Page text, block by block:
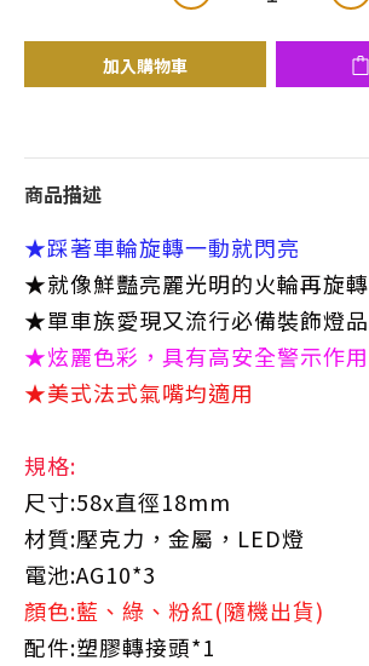
加入購物車
商品描述
★踩著車輪旋轉一動就閃亮
★就像鮮豔亮麗光明的火輪再旋轉
​★​單車族愛現又流行必備裝飾燈品
★炫麗色彩，具有高安全警示作用
★美式法式氣嘴均適用
規格:
尺寸:58x直徑18mm
材質:壓克力，金屬，LED燈
電池:AG10*3
顏色:藍、綠、粉紅(隨機出貨)
配件:塑膠轉接頭*1